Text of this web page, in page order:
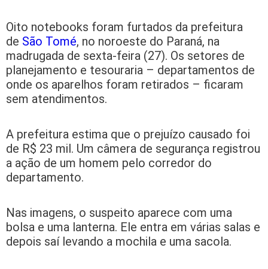
Oito notebooks foram furtados da prefeitura
de São Tomé, no noroeste do Paraná, na
madrugada de sexta-feira (27). Os setores de
planejamento e tesouraria – departamentos de
onde os aparelhos foram retirados – ficaram
sem atendimentos.
A prefeitura estima que o prejuízo causado foi
de R$ 23 mil. Um câmera de segurança registrou
a ação de um homem pelo corredor do
departamento.
Nas imagens, o suspeito aparece com uma
bolsa e uma lanterna. Ele entra em várias salas e
depois saí levando a mochila e uma sacola.